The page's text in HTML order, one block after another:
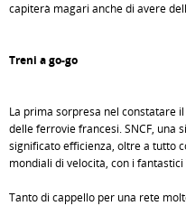
capiterà magari anche di avere
Treni a go-go
La prima sorpresa nel constatare
delle ferrovie francesi. SNCF, una
significato efficienza, oltre a tutto
mondiali di velocità, con i
Tanto di cappello per una rete